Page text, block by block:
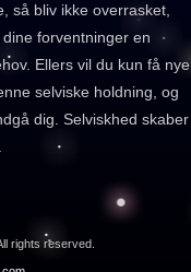
så bliv ikke overrasket,
forventninger en
Ellers vil du kun få nye
selviske holdning, og
dig. Selviskhed skaber
rights reserved.